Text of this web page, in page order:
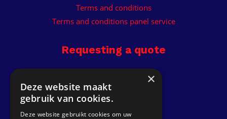
Terms and conditions
Terms and conditions panel service
Requesting a quote
Get a quote
×
Deze website maakt
gebruik van cookies.
Deze website gebruikt cookies om uw